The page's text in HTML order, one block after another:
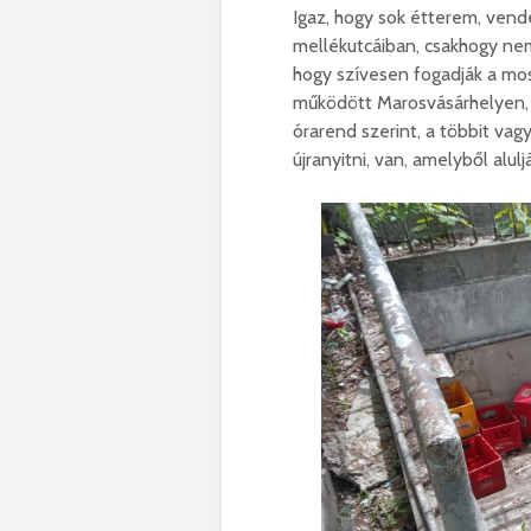
Igaz, hogy sok étterem,
mellékutcáiban, csakhogy
hogy szívesen fogadják a
működött
órarend szerint, a többit
újranyitni, van, amelyből